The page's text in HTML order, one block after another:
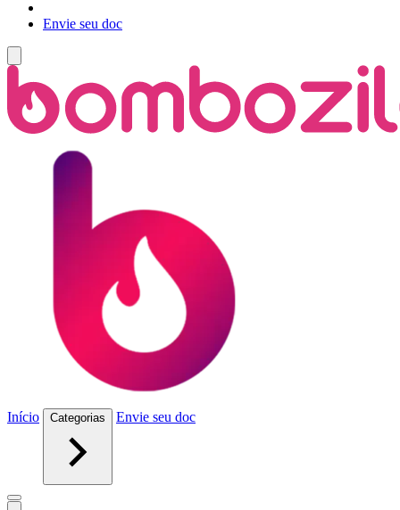
Envie seu doc
Início Categorias Envie seu doc